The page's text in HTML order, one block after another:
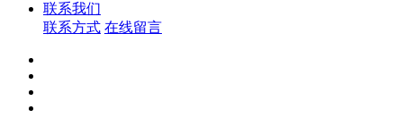
联系我们
联系方式 在线留言